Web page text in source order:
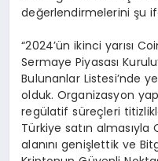
değerlendirmelerini şu
“2024’ün ikinci yarısı
Sermaye Piyasası
Bulunanlar Listesi’nde
olduk. Organizasyon
regülatif süreçleri
Türkiye satın almasıyla
alanını genişlettik ve